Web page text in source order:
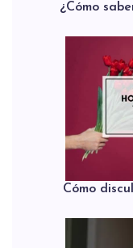
¿Cómo
Cómo